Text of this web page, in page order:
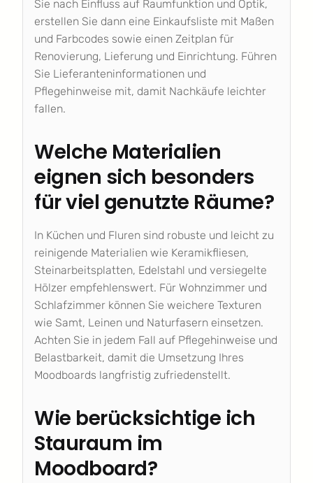
Sie nach Einfluss auf Raumfunktion und Optik,
erstellen Sie dann eine Einkaufsliste mit Maßen
und Farbcodes sowie einen Zeitplan für
Renovierung, Lieferung und Einrichtung. Führen
Sie Lieferanteninformationen und
Pflegehinweise mit, damit Nachkäufe leichter
fallen.
Welche Materialien
eignen sich besonders
für viel genutzte Räume?
In Küchen und Fluren sind robuste und leicht zu
reinigende Materialien wie Keramikfliesen,
Steinarbeitsplatten, Edelstahl und versiegelte
Hölzer empfehlenswert. Für Wohnzimmer und
Schlafzimmer können Sie weichere Texturen
wie Samt, Leinen und Naturfasern einsetzen.
Achten Sie in jedem Fall auf Pflegehinweise und
Belastbarkeit, damit die Umsetzung Ihres
Moodboards langfristig zufriedenstellt.
Wie berücksichtige ich
Stauraum im
Moodboard?